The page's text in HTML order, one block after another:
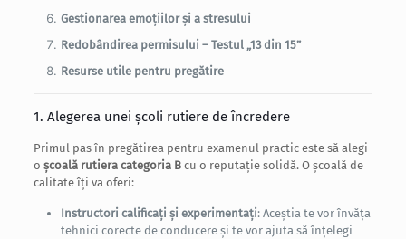
Gestionarea emoțiilor și a stresului
Redobândirea permisului – Testul „13 din 15”
Resurse utile pentru pregătire
1. Alegerea unei școli rutiere de încredere
Primul pas în pregătirea pentru examenul practic este să alegi
o școală rutiera categoria Bcu o reputație solidă. O școală de
calitate îți va oferi:
Instructori calificați și experimentați: Aceștia te vor învăța
tehnici corecte de conducere și te vor ajuta să înțelegi